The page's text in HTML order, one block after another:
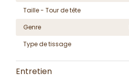
Taille - Tour de tête
Genre
Type de tissage
Entretien